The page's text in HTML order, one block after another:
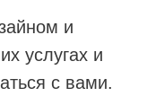
и
услугах и
с вами.